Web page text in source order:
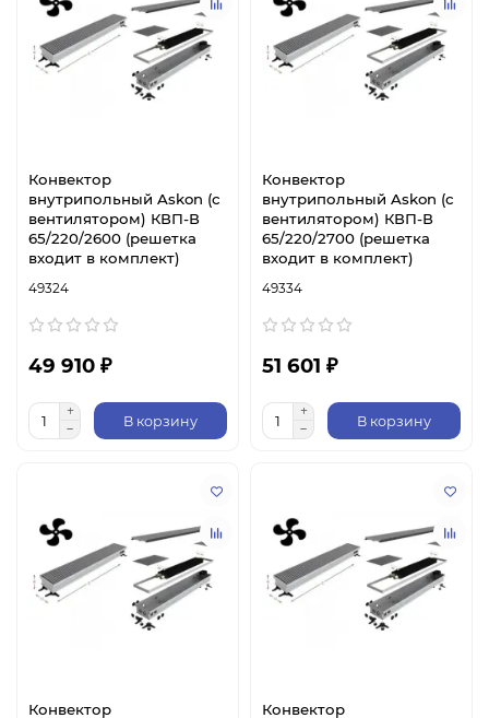
Конвектор
внутрипольный Askon (с
вентилятором) КВП-В
65/220/2600 (решетка
входит в комплект)
49324
49 910 ₽
В корзину
Конвектор
внутрипольный Askon (с
вентилятором) КВП-В
65/220/2700 (решетка
входит в комплект)
49334
51 601 ₽
В корзину
Конвектор
Конвектор